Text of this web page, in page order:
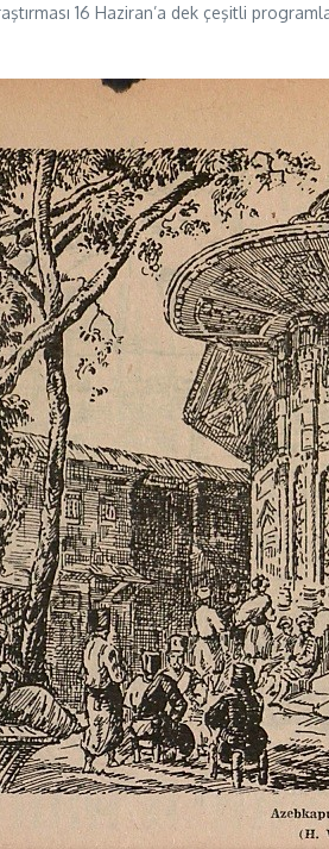
16 Haziran’a dek çeşitli